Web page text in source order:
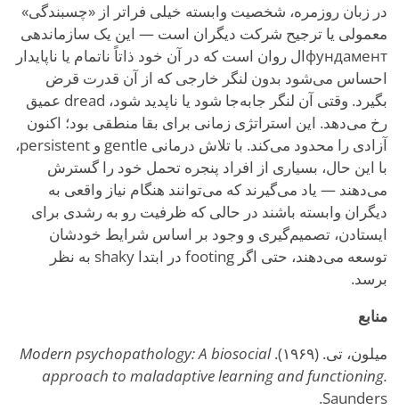
در زبان روزمره، شخصیت وابسته خیلی فراتر از «چسبندگی»
معمولی یا ترجیح شرکت دیگران است — این یک سازماندهی
фундаментال روان است که در آن خود ذاتاً ناتمام یا ناپایدار
احساس می‌شود بدون لنگر خارجی که از آن قدرت قرض
بگیرد. وقتی آن لنگر جابه‌جا شود یا ناپدید شود، dread عمیق
رخ می‌دهد. این استراتژی زمانی برای بقا منطقی بود؛ اکنون
آزادی را محدود می‌کند. با تلاش درمانی gentle و persistent،
با این حال، بسیاری از افراد پنجره تحمل خود را گسترش
می‌دهند — یاد می‌گیرند که می‌توانند هنگام نیاز واقعی به
دیگران وابسته باشند در حالی که ظرفیت رو به رشدی برای
ایستادن، تصمیم‌گیری و وجود بر اساس شرایط خودشان
توسعه می‌دهند، حتی اگر footing در ابتدا shaky به نظر
برسد.
منابع
میلون، تی. (۱۹۶۹).
Modern psychopathology: A biosocial
approach to maladaptive learning and functioning.
Saunders.